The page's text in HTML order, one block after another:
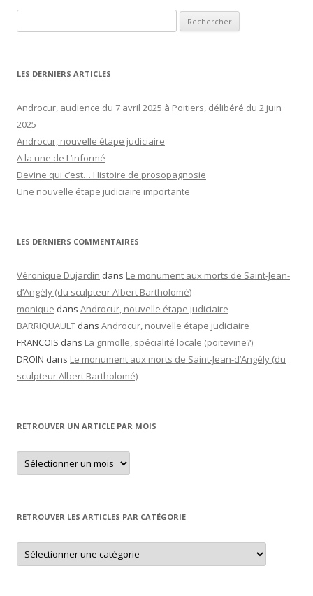
LES DERNIERS ARTICLES
Androcur, audience du 7 avril 2025 à Poitiers, délibéré du 2 juin
2025
Androcur, nouvelle étape judiciaire
A la une de L’informé
Devine qui c’est… Histoire de prosopagnosie
Une nouvelle étape judiciaire importante
LES DERNIERS COMMENTAIRES
Véronique Dujardin dans Le monument aux morts de Saint-Jean-
d’Angély (du sculpteur Albert Bartholomé)
monique dans Androcur, nouvelle étape judiciaire
BARRIQUAULT dans Androcur, nouvelle étape judiciaire
FRANCOIS dans La grimolle, spécialité locale (poitevine?)
DROIN dans Le monument aux morts de Saint-Jean-d’Angély (du
sculpteur Albert Bartholomé)
RETROUVER UN ARTICLE PAR MOIS
Retrouver
un
article
RETROUVER LES ARTICLES PAR CATÉGORIE
Retrouver
les
articles